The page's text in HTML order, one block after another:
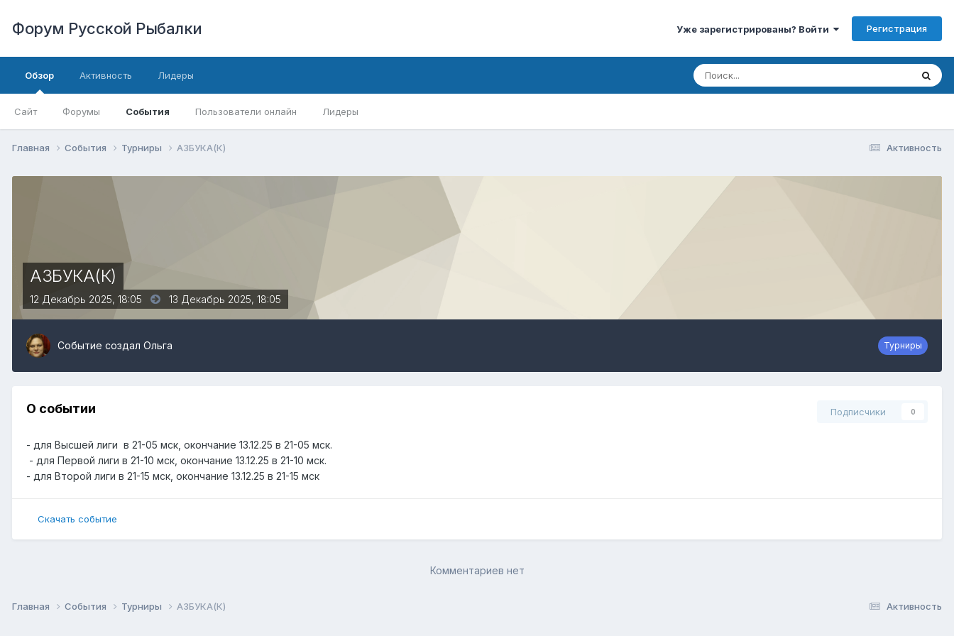
Форум Русской Рыбалки Уже зарегистрированы? Войти Регистрация
Обзор
Сайт Форумы События Пользователи онлайн Лидеры
Активность Лидеры
Активность
Главная События Турниры АЗБУКА(К)
АЗБУКА(К)
12 Декабрь 2025, 18:05 13 Декабрь 2025, 18:05
Событие создал Ольга Турниры
О событии Подписчики 0
- для Высшей лиги в 21-05 мск, окончание 13.12.25 в 21-05 мск.
- для Первой лиги в 21-10 мск, окончание 13.12.25 в 21-10 мск.
- для Второй лиги в 21-15 мск, окончание 13.12.25 в 21-15 мск
Скачать событие
Комментариев нет
Активность
Главная События Турниры АЗБУКА(К)